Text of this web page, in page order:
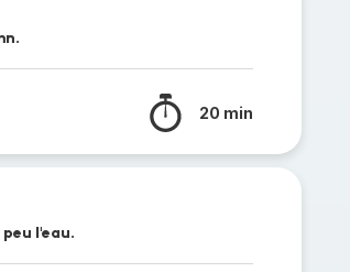
20 min
l'eau.